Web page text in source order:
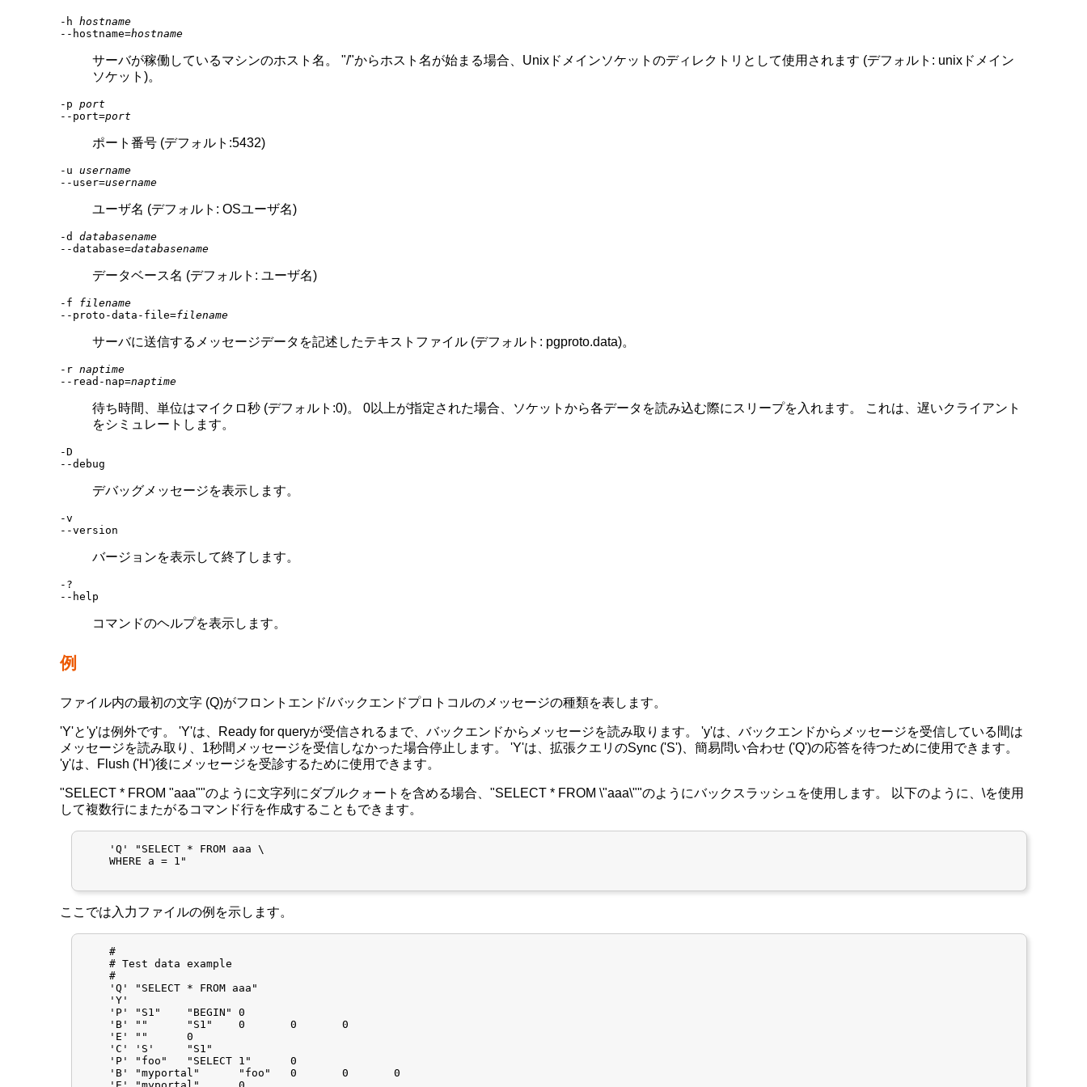
-hhostname
--hostname=hostname
サーバが稼働しているマシンのホスト名。 "/"からホスト名が始まる場合、Unixドメインソケットのディレクトリとして使用されます (デフォルト: unixドメイン
ソケット)。
-pport
--port=port
ポート番号 (デフォルト:5432)
-uusername
--user=username
ユーザ名 (デフォルト: OSユーザ名)
-ddatabasename
--database=databasename
データベース名 (デフォルト: ユーザ名)
-f filename
--proto-data-file=filename
サーバに送信するメッセージデータを記述したテキストファイル (デフォルト: pgproto.data)。
-rnaptime
--read-nap=naptime
待ち時間、単位はマイクロ秒 (デフォルト:0)。 0以上が指定された場合、ソケットから各データを読み込む際にスリープを入れます。 これは、遅いクライアント
をシミュレートします。
-D
--debug
デバッグメッセージを表示します。
-v
--version
バージョンを表示して終了します。
-?
--help
コマンドのヘルプを表示します。
例
ファイル内の最初の文字 (Q)がフロントエンド/バックエンドプロトコルのメッセージの種類を表します。
'Y'と'y'は例外です。 'Y'は、Ready for queryが受信されるまで、バックエンドからメッセージを読み取ります。 'y'は、バックエンドからメッセージを受信している間は
メッセージを読み取り、1秒間メッセージを受信しなかった場合停止します。 'Y'は、拡張クエリのSync ('S')、簡易問い合わせ ('Q')の応答を待つために使用できます。
'y'は、Flush ('H')後にメッセージを受診するために使用できます。
"SELECT * FROM "aaa""のように文字列にダブルクォートを含める場合、"SELECT * FROM \"aaa\""のようにバックスラッシュを使用します。 以下のように、\を使用
して複数行にまたがるコマンド行を作成することもできます。
    'Q' "SELECT * FROM aaa \
    WHERE a = 1"
ここでは入力ファイルの例を示します。
    #
    # Test data example
    #
    'Q'	"SELECT * FROM aaa"
    'Y'
    'P'	"S1"	"BEGIN"	0
    'B'	""	"S1"	0	0	0
    'E'	""	0
    'C'	'S'	"S1"
    'P'	"foo"	"SELECT 1"	0
    'B'	"myportal"	"foo"	0	0	0